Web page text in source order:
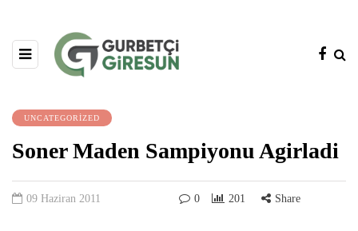
UNCATEGORIZED
Soner Maden Sampiyonu Agirladi
09 Haziran 2011 0 201 Share